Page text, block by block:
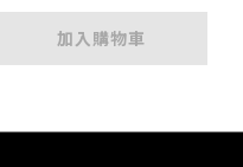
加入購物車